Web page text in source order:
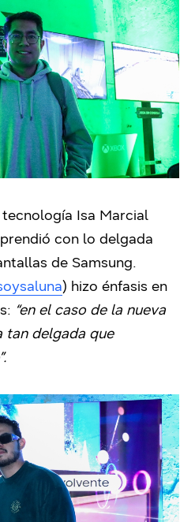
Isa Marcial
con lo delgada
de Samsung.
) hizo énfasis en
“en el caso de la nueva
tan delgada que